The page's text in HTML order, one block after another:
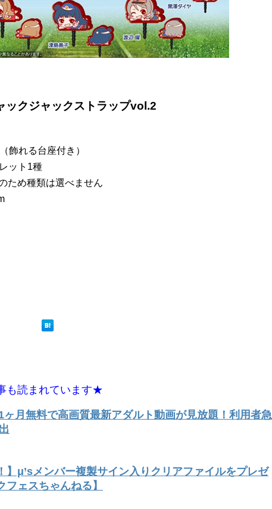
ックジャックストラップvol.2
飾れる台座付き）
ット1種
ため種類は選べません
も読まれています★
ヶ月無料で高画質最新アダルト動画が見放題！利用者急
】μ’sメンバー複製サイン入りクリアファイルをプレゼ
フェスちゃんねる】